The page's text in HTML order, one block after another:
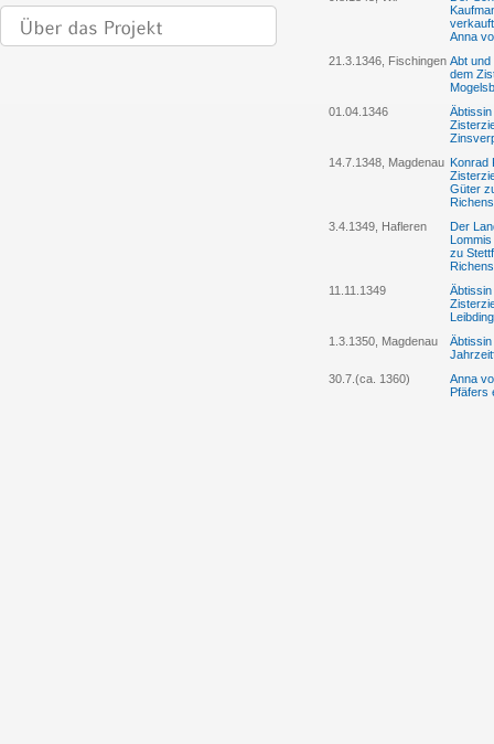
Anna
21.3.1346, Fischingen Abt
dem
01.04.1346
14.7.1348, Magdenau Konrad
Güter
3.4.1349, Hafleren
Der
zu
11.11.1349
1.3.1350, Magdenau
30.7.(ca. 1360)
Anna
Pfäfers